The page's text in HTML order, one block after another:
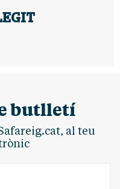
butlletí
al teu